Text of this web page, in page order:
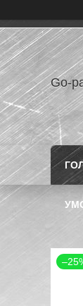
Go-